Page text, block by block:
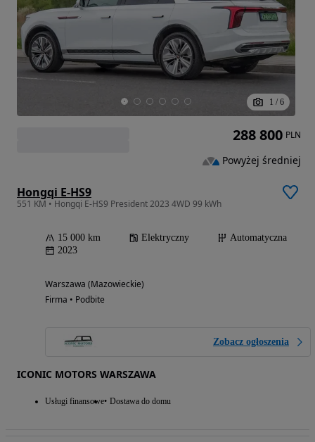
1 / 6
Hongqi E-HS9
551 KM • Hongqi E-HS9 President 2023 4WD 99 kWh
15 000 km Elektryczny
Automatyczna
2023
Warszawa (Mazowieckie)
Firma • Podbite
Zobacz ogłoszenia
ICONIC MOTORS WARSZAWA
Usługi finansowe Dostawa do domu
288 800 PLN
Powyżej średniej